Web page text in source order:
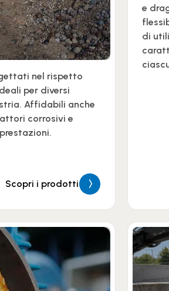
nel rispetto
per diversi
Affidabili anche
corrosivi e
Scopri i prodotti
e
di